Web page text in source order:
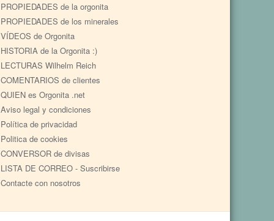
PROPIEDADES de la orgonita
PROPIEDADES de los minerales
VÍDEOS de Orgonita
HISTORIA de la Orgonita :)
LECTURAS Wilhelm Reich
COMENTARIOS de clientes
QUIEN es Orgonita .net
Aviso legal y condiciones
Política de privacidad
Politica de cookies
CONVERSOR de divisas
LISTA DE CORREO - Suscribirse
Contacte con nosotros